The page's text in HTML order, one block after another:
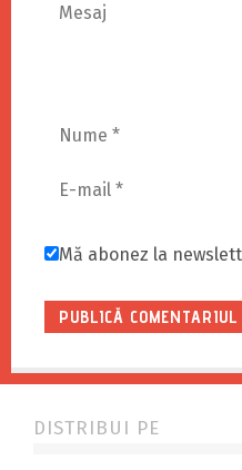
Mă abonez la
DISTRIBUI PE